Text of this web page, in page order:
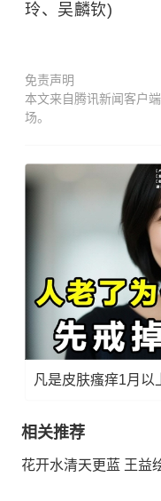
玲、吴麟钦)
免责声明
本文来自腾讯新闻客户
场。
相关推荐
花开水清天更蓝 王益